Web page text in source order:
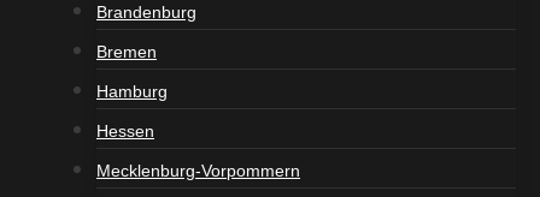
Brandenburg
Bremen
Hamburg
Hessen
Mecklenburg-Vorpommern